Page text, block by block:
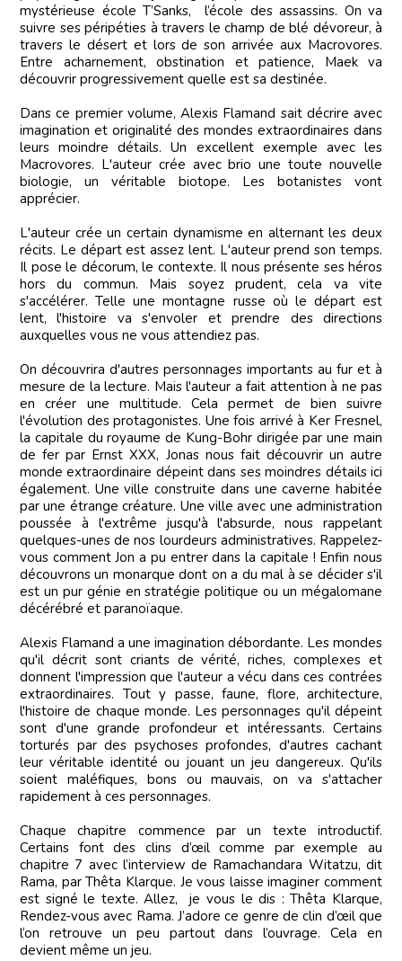
mystérieuse école T’Sanks, l’école des assassins. On va
suivre ses péripéties à travers le champ de blé dévoreur, à
travers le désert et lors de son arrivée aux Macrovores.
Entre acharnement, obstination et patience, Maek va
découvrir progressivement quelle est sa destinée.
Dans ce premier volume, Alexis Flamand sait décrire avec
imagination et originalité des mondes extraordinaires dans
leurs moindre détails. Un excellent exemple avec les
Macrovores. L'auteur crée avec brio une toute nouvelle
biologie, un véritable biotope. Les botanistes vont
apprécier.
L'auteur crée un certain dynamisme en alternant les deux
récits. Le départ est assez lent. L'auteur prend son temps.
Il pose le décorum, le contexte. Il nous présente ses héros
hors du commun. Mais soyez prudent, cela va vite
s'accélérer. Telle une montagne russe où le départ est
lent, l'histoire va s'envoler et prendre des directions
auxquelles vous ne vous attendiez pas.
On découvrira d'autres personnages importants au fur et à
mesure de la lecture. Mais l'auteur a fait attention à ne pas
en créer une multitude. Cela permet de bien suivre
l'évolution des protagonistes. Une fois arrivé à Ker Fresnel,
la capitale du royaume de Kung-Bohr dirigée par une main
de fer par Ernst XXX, Jonas nous fait découvrir un autre
monde extraordinaire dépeint dans ses moindres détails ici
également. Une ville construite dans une caverne habitée
par une étrange créature. Une ville avec une administration
poussée à l'extrême jusqu'à l'absurde, nous rappelant
quelques-unes de nos lourdeurs administratives. Rappelez-
vous comment Jon a pu entrer dans la capitale ! Enfin nous
découvrons un monarque dont on a du mal à se décider s'il
est un pur génie en stratégie politique ou un mégalomane
décérébré et paranoïaque.
Alexis Flamand a une imagination débordante. Les mondes
qu'il décrit sont criants de vérité, riches, complexes et
donnent l'impression que l'auteur a vécu dans ces contrées
extraordinaires. Tout y passe, faune, flore, architecture,
l'histoire de chaque monde. Les personnages qu'il dépeint
sont d'une grande profondeur et intéressants. Certains
torturés par des psychoses profondes, d'autres cachant
leur véritable identité ou jouant un jeu dangereux. Qu'ils
soient maléfiques, bons ou mauvais, on va s'attacher
rapidement à ces personnages.
Chaque chapitre commence par un texte introductif.
Certains font des clins d’œil comme par exemple au
chapitre 7 avec l’interview de Ramachandara Witatzu, dit
Rama, par Thêta Klarque. Je vous laisse imaginer comment
est signé le texte. Allez, je vous le dis : Thêta Klarque,
Rendez-vous avec Rama. J’adore ce genre de clin d’œil que
l‘on retrouve un peu partout dans l’ouvrage. Cela en
devient même un jeu.